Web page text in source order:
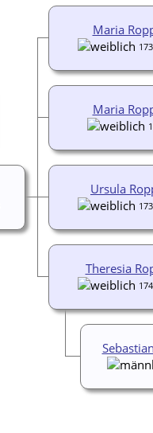
Maria
Maria
Ursula
Theresia